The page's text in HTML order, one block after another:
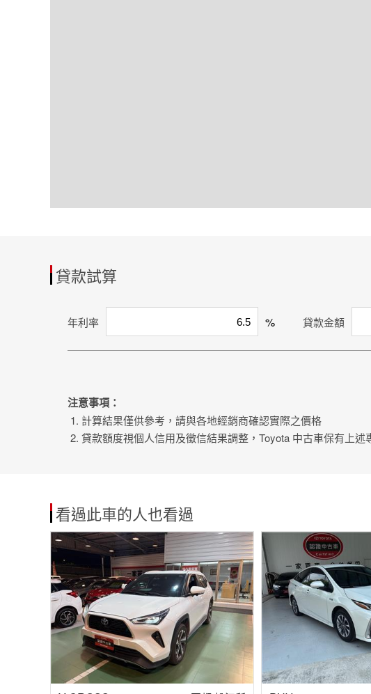
貸款試算
年利率 % 貸款金額
注意事項：
計算結果僅供參考，請與各地經銷商確認實際之價格
貸款額度視個人信用及徵信結果調整，Toyota 中古車保有上
看過此車的人也看過